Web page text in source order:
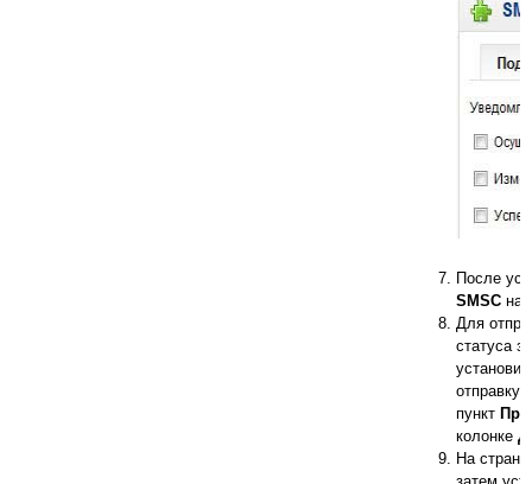
После
SMSC
Для
статуса
отправку
пункт
колонке
На